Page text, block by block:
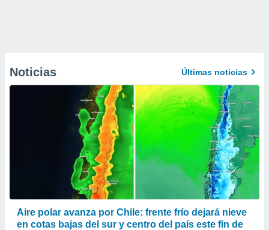
Noticias Últimas noticias
Aire polar avanza por Chile: frente frío dejará nieve
en cotas bajas del sur y centro del país este fin de